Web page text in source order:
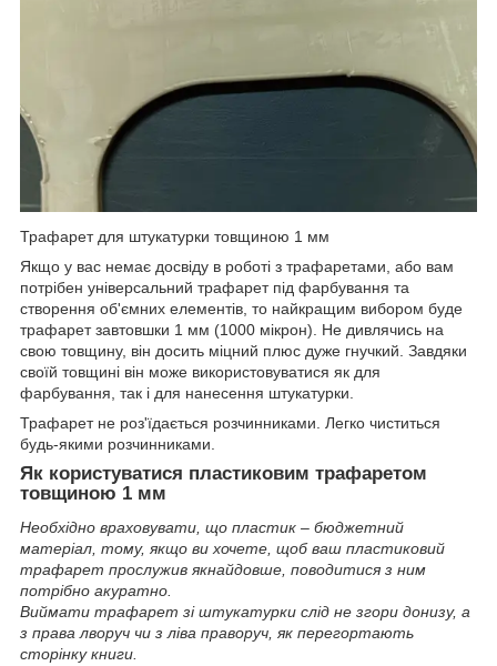
Трафарет для штукатурки товщиною 1 мм
Якщо у вас немає досвіду в роботі з трафаретами, або вам
потрібен універсальний трафарет під фарбування та
створення об'ємних елементів, то найкращим вибором буде
трафарет завтовшки 1 мм (1000 мікрон). Не дивлячись на
свою товщину, він досить міцний плюс дуже гнучкий. Завдяки
своїй товщині він може використовуватися як для
фарбування, так і для нанесення штукатурки.
Трафарет не роз'їдається розчинниками. Легко чиститься
будь-якими розчинниками.
Як користуватися пластиковим трафаретом
товщиною 1 мм
Необхідно враховувати, що пластик – бюджетний
матеріал, тому, якщо ви хочете, щоб ваш пластиковий
трафарет прослужив якнайдовше, поводитися з ним
потрібно акуратно.
Виймати трафарет зі штукатурки слід не згори донизу, а
з права лворуч чи з ліва праворуч, як перегортають
сторінку книги.